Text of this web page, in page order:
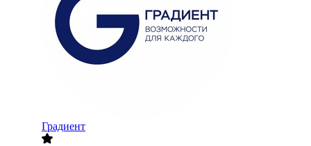
Градиент